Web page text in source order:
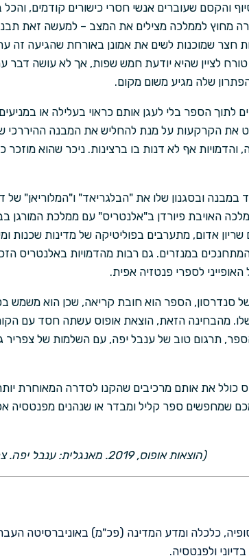
והקסם שעוברים אנשי חסרי כישורים קודמים,
מחוץ לממלכה מצילים את המצב – למעשה זאת
חצר שמוכנות לשים את אמונן באורחת שהגיעה זה
לציין שהיא יודעת חמש שפות, אך לא עושה דבר
שלה מגיע משום מקום.
לתוך הספר בלי לעגן אותם כראוי בעלילה או
את הקרקעות על מנת להחליש את המבנה ההיררכי
אף לא דנות בו ברצינות. ניכר שהוא
ובסגנון שלו את "הבלגריאד" ו"המלוריאן" של
האויבת פיורדן ב"אלנטריס" עם ממלכת המורגן
אדום, מתערבים בפוליטיקה של מדינות שכנות
במנזרים. גם רבות מהדמויות באלנטריס
לספרי פנטזיה אפית.
סנדרסון, הספר הוא חובת קריאה, שכן הוא משמש
שלו. מהבחינה הזאת, הוצאת אופוס עשתה חסד עם
תרגום טוב של ענבל יפה, עם השלמות של צפריר
כולל את אותם מרכיבים שהקנו לסדרה המאוחרת
שמחפשים ספר קליל ומבדר או שנהנים מפנטסיה
(הוצאות אופוס, 2019. מאנגלית: ענבל יפה. צפריר גרוסמן. 668 עמודים).
ולפנטסיה.